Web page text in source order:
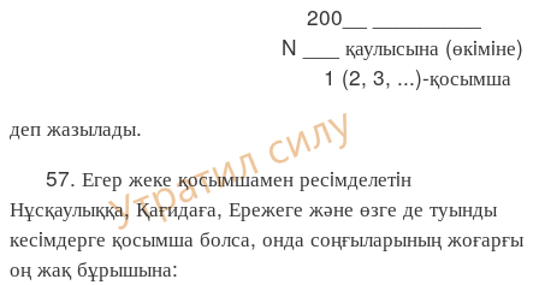
200__ _________
N ___ қаулысына (өкiмiне)
1 (2, 3, ...)-қосымша
деп жазылады.
57. Егер жеке қосымшамен ресiмделетiн
Нұсқаулыққа, Қағидаға, Ережеге және өзге де туынды
кесiмдерге қосымша болса, онда соңғыларының жоғарғы
оң жақ бұрышына: